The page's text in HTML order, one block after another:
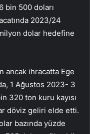
bin 500 doları
2023/24
dolar hedefine
ancak ihracatta Ege
1 Ağustos 2023- 3
320 ton kuru kayısı
döviz geliri elde etti.
bazında yüzde